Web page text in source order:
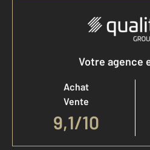
Votre agence
Achat
Vente
9,1/10